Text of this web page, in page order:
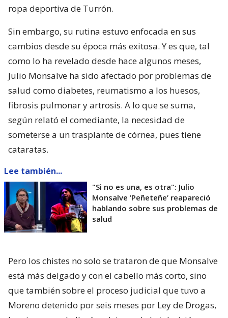
ropa deportiva de Turrón.
Sin embargo, su rutina estuvo enfocada en sus
cambios desde su época más exitosa. Y es que, tal
como lo ha revelado desde hace algunos meses,
Julio Monsalve ha sido afectado por problemas de
salud como diabetes, reumatismo a los huesos,
fibrosis pulmonar y artrosis. A lo que se suma,
según relató el comediante, la necesidad de
someterse a un trasplante de córnea, pues tiene
cataratas.
Lee también...
"Si no es una, es otra": Julio
Monsalve ’Peñeteñe’ reapareció
hablando sobre sus problemas de
salud
Pero los chistes no solo se trataron de que Monsalve
está más delgado y con el cabello más corto, sino
que también sobre el proceso judicial que tuvo a
Moreno detenido por seis meses por Ley de Drogas,